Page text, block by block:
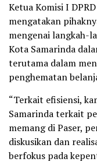
Ketua Komisi I
mengatakan
mengenai langkah-
Kota Samarinda
terutama dalam
penghematan
“Terkait efisiensi,
Samarinda terkait
memang di Paser,
diskusikan dan
berfokus pada